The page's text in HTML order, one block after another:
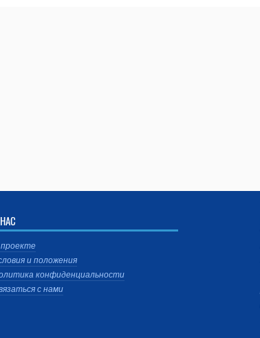
и положения
конфиденциальности
с нами